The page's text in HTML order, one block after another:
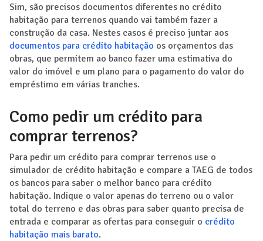
Sim, são precisos documentos diferentes no crédito
habitação para terrenos quando vai também fazer a
construção da casa. Nestes casos é preciso juntar aos
documentos para crédito habitação os orçamentos das
obras, que permitem ao banco fazer uma estimativa do
valor do imóvel e um plano para o pagamento do valor do
empréstimo em várias tranches.
Como pedir um crédito para
comprar terrenos?
Para pedir um crédito para comprar terrenos use o
simulador de crédito habitação e compare a TAEG de todos
os bancos para saber o melhor banco para crédito
habitação. Indique o valor apenas do terreno ou o valor
total do terreno e das obras para saber quanto precisa de
entrada e comparar as ofertas para conseguir o crédito
habitação mais barato.